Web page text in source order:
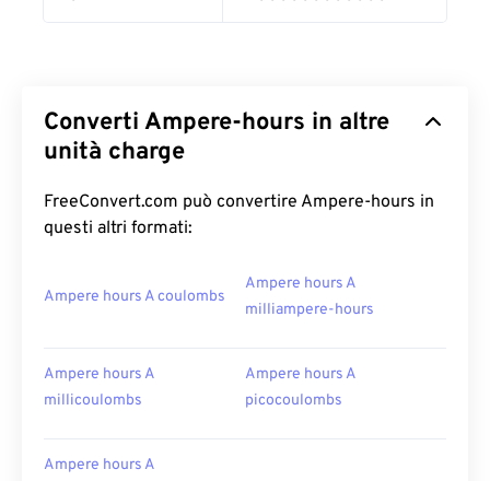
Converti Ampere-hours in altre
unità charge
FreeConvert.com può convertire Ampere-hours in
questi altri formati:
Ampere hours A coulombs
Ampere hours A
milliampere-hours
Ampere hours A
millicoulombs
Ampere hours A
picocoulombs
Ampere hours A